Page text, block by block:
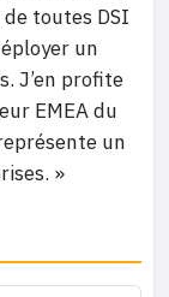
toutes DSI
un
J’en profite
EMEA du
un
»